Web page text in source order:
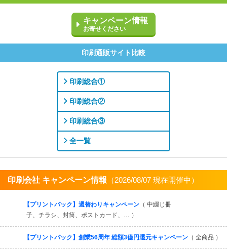
キャンペーン情報
お寄せください
印刷通販サイト比較
印刷総合①
印刷総合②
印刷総合③
全一覧
印刷会社 キャンペーン情報 （2026/08/07 現在開催中）
【プリントパック】週替わりキャンペーン （ 中綴じ冊
子、チラシ、封筒、ポストカード、… ）
【プリントパック】創業56周年 総額3億円還元キャンペーン （ 全商品 ）